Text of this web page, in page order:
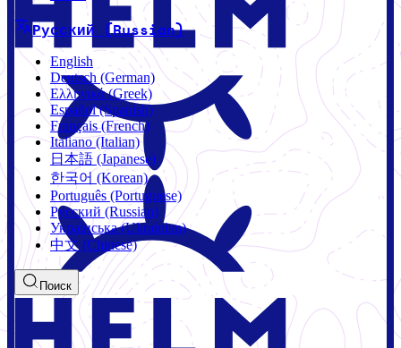
Русский (Russian)
English
Deutsch (German)
Ελληνικά (Greek)
Español (Spanish)
Français (French)
Italiano (Italian)
日本語 (Japanese)
한국어 (Korean)
Português (Portuguese)
Русский (Russian)
Українська (Ukrainian)
中文 (Chinese)
Поиск